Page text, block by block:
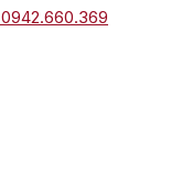
0942.660.369